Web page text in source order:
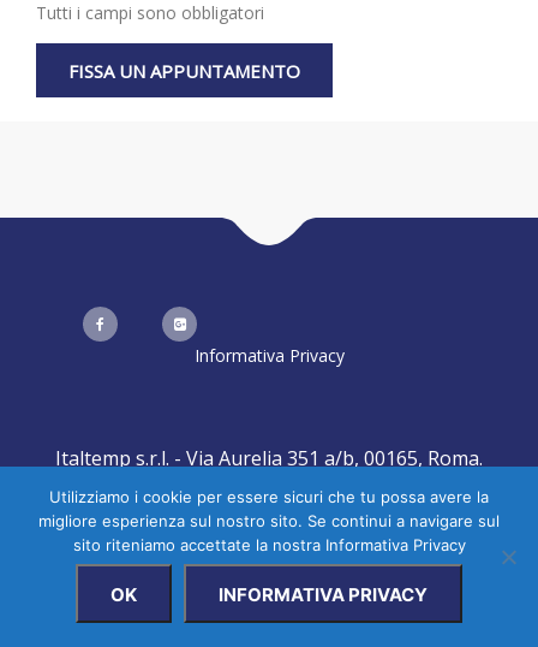
Tutti i campi sono obbligatori
Informativa Privacy
Italtemp s.r.l. - Via Aurelia 351 a/b, 00165, Roma.
Created by
Realizzazione Siti Web - Web Agency
Utilizziamo i cookie per essere sicuri che tu possa avere la
migliore esperienza sul nostro sito. Se continui a navigare sul
sito riteniamo accettate la nostra Informativa Privacy
OK INFORMATIVA PRIVACY